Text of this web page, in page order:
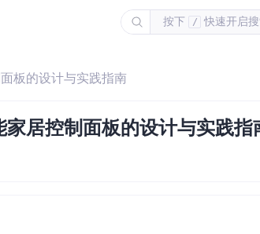
按下 / 快速开启
板的设计与实践指南
居控制面板的设计与实践指